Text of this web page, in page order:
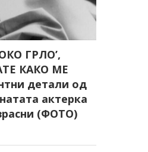
ГРЛО’,
КАКО МЕ
детали од
актерка
(ФОТО)